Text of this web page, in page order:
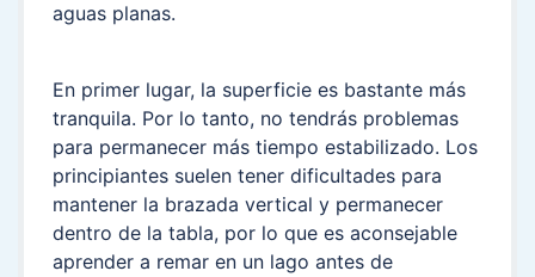
aguas planas.
En primer lugar, la superficie es bastante más
tranquila. Por lo tanto, no tendrás problemas
para permanecer más tiempo estabilizado. Los
principiantes suelen tener dificultades para
mantener la brazada vertical y permanecer
dentro de la tabla, por lo que es aconsejable
aprender a remar en un lago antes de